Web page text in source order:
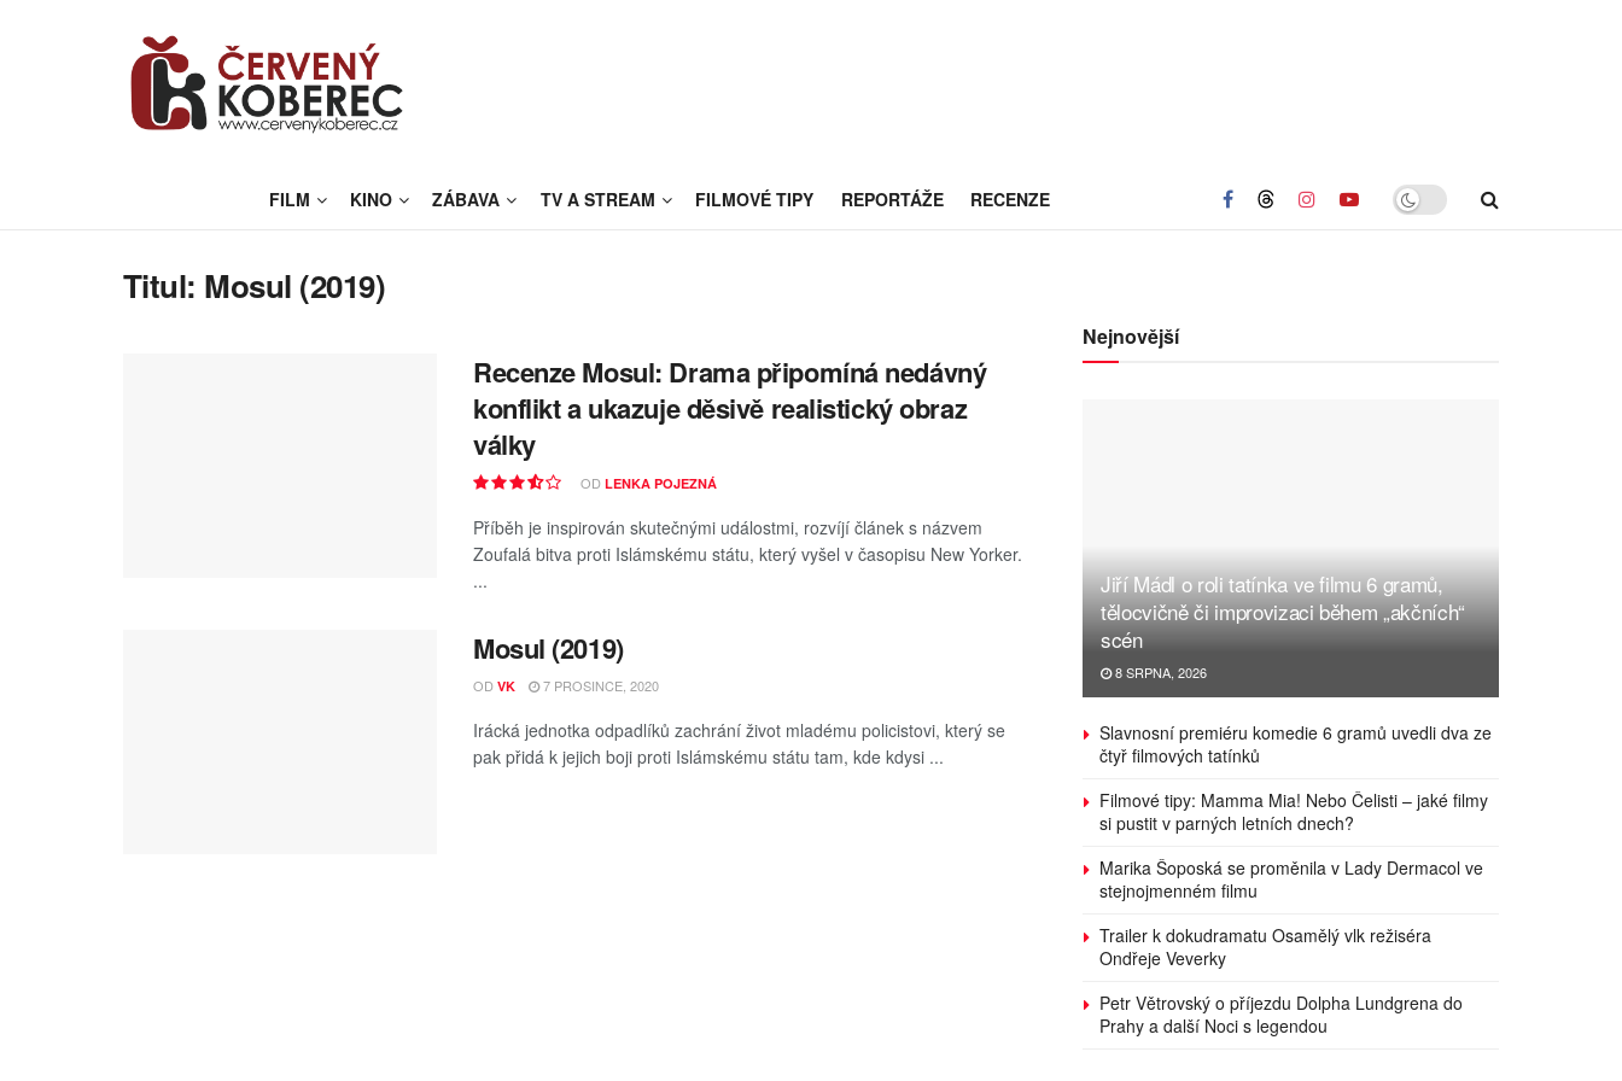
FILM KINO ZÁBAVA TV A STREAM FILMOVÉ TIPY REPORTÁŽE RECENZE
Titul: Mosul (2019)
Recenze Mosul: Drama připomíná nedávný
konflikt a ukazuje děsivě realistický obraz
války
OD LENKA POJEZNÁ
Příběh je inspirován skutečnými událostmi, rozvíjí článek s názvem
Zoufalá bitva proti Islámskému státu, který vyšel v časopisu New Yorker.
...
Mosul (2019)
OD VK 7 PROSINCE, 2020
Irácká jednotka odpadlíků zachrání život mladému policistovi, který se
pak přidá k jejich boji proti Islámskému státu tam, kde kdysi ...
Nejnovější
Jiří Mádl o roli tatínka ve filmu 6 gramů,
tělocvičně či improvizaci během „akčních“
scén
8 SRPNA, 2026
Slavnosní premiéru komedie 6 gramů uvedli dva ze
čtyř filmových tatínků
Filmové tipy: Mamma Mia! Nebo Čelisti – jaké filmy
si pustit v parných letních dnech?
Marika Šoposká se proměnila v Lady Dermacol ve
stejnojmenném filmu
Trailer k dokudramatu Osamělý vlk režiséra
Ondřeje Veverky
Petr Větrovský o příjezdu Dolpha Lundgrena do
Prahy a další Noci s legendou